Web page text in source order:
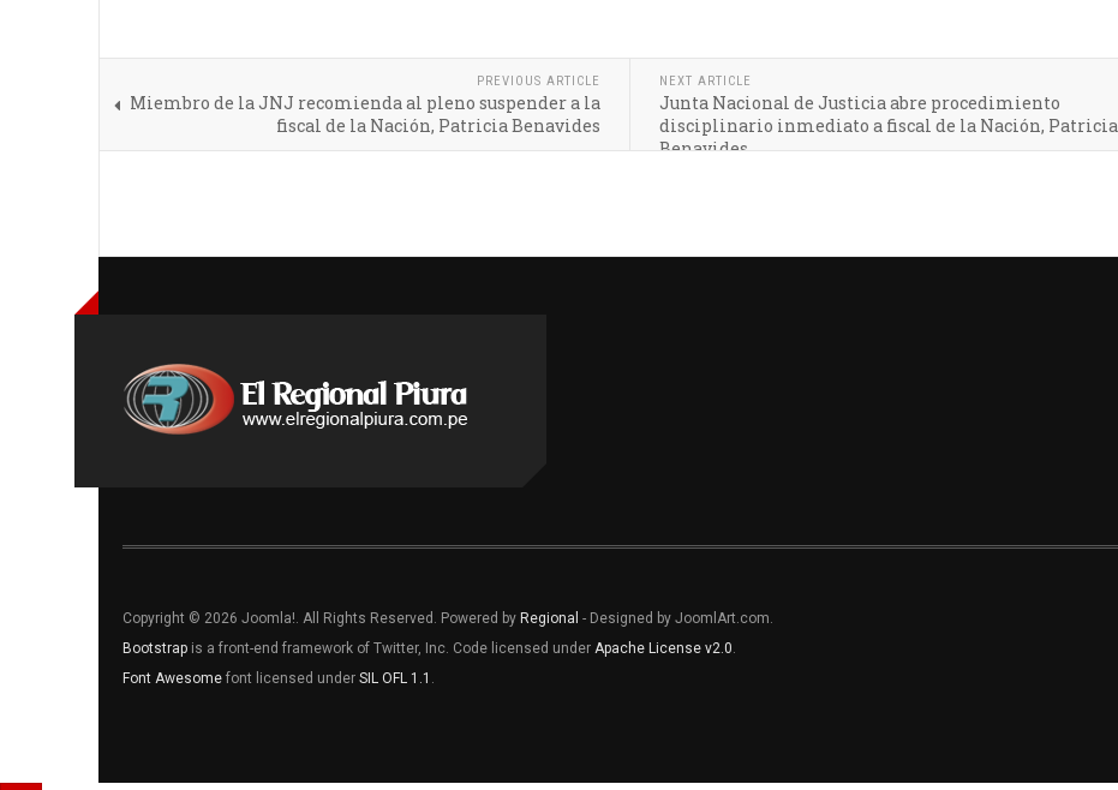
PREVIOUS ARTICLE
Miembro de la JNJ recomienda al pleno suspender a la
fiscal de la Nación, Patricia Benavides
NEXT ARTICLE
Junta Nacional de Justicia abre procedimiento
disciplinario inmediato a fiscal de la Nación, Patricia
Benavides
Copyright © 2026 Joomla!. All Rights Reserved. Powered by Regional - Designed by JoomlArt.com.
Bootstrap is a front-end framework of Twitter, Inc. Code licensed under Apache License v2.0
Font Awesome font licensed under SIL OFL 1.1